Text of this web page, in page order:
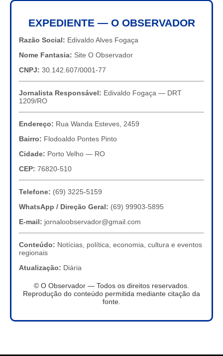
EXPEDIENTE — O OBSERVADOR
Razão Social: Edivaldo Alves Fogaça
Nome Fantasia: Site O Observador
CNPJ: 30.142.607/0001-77
Jornalista Responsável: Edivaldo Fogaça — DRT
1209/RO
Endereço: Rua Wanda Esteves, 2459
Bairro: Flodoaldo Pontes Pinto
Cidade: Porto Velho — RO
CEP: 76820-510
Telefone: (69) 3225-5159
WhatsApp / Direção Geral: (69) 99903-5895
E-mail: jornaloobservador@gmail.com
Conteúdo: Notícias, política, economia, cultura e eventos
regionais
Atualização: Diária
© O Observador — Todos os direitos reservados.
Reprodução do conteúdo permitida mediante citação da
fonte.